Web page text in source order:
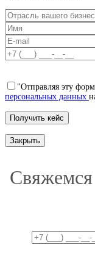
"Отправляя эту
персональных данных
Закрыть